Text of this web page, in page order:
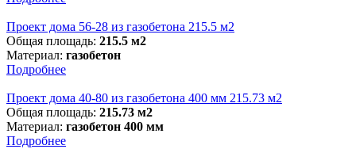
Проект дома 56-28 из газобетона 215.5 м2
Общая площадь: 215.5 м2
Материал: газобетон
Подробнее
Проект дома 40-80 из газобетона 400 мм 215.73 м2
Общая площадь: 215.73 м2
Материал: газобетон 400 мм
Подробнее